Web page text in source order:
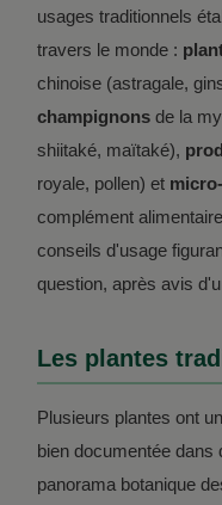
usages traditionnels
travers le monde :
chinoise (astragale,
champignons de la
shiitaké, maïtaké),
royale, pollen) et
complément
conseils d'usage
question, après avis
Les plantes
Plusieurs plantes ont
bien documentée dans
panorama botanique